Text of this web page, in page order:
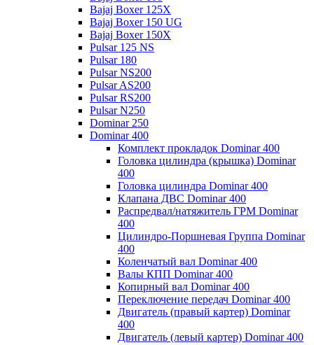
Bajaj Boxer 125X
Bajaj Boxer 150 UG
Bajaj Boxer 150X
Pulsar 125 NS
Pulsar 180
Pulsar NS200
Pulsar AS200
Pulsar RS200
Pulsar N250
Dominar 250
Dominar 400
Комплект прокладок Dominar 400
Головка цилиндра (крышка) Dominar
400
Головка цилиндра Dominar 400
Клапана ДВС Dominar 400
Распредвал/натяжитель ГРМ Dominar
400
Цилиндро-Поршневая Группа Dominar
400
Коленчатый вал Dominar 400
Валы КПП Dominar 400
Копирный вал Dominar 400
Переключение передач Dominar 400
Двигатель (правый картер) Dominar
400
Двигатель (левый картер) Dominar 400